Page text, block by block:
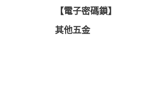
【電子密碼鎖】
其他五金